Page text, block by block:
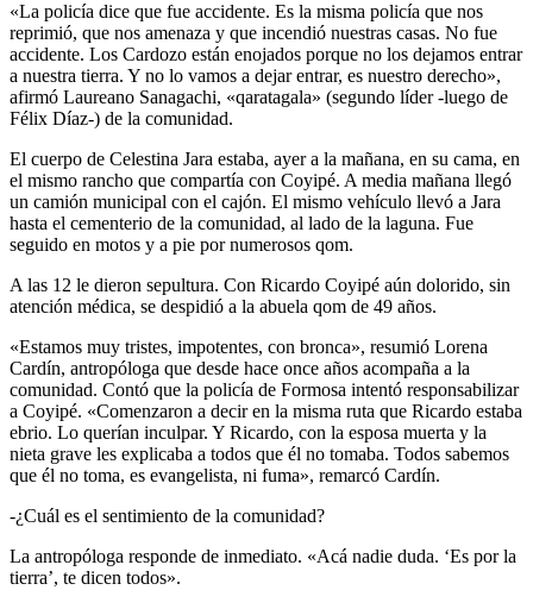
«La policía dice que fue accidente. Es la misma policía que nos
reprimió, que nos amenaza y que incendió nuestras casas. No fue
accidente. Los Cardozo están enojados porque no los dejamos entrar
a nuestra tierra. Y no lo vamos a dejar entrar, es nuestro derecho»,
afirmó Laureano Sanagachi, «qaratagala» (segundo líder -luego de
Félix Díaz-) de la comunidad.
El cuerpo de Celestina Jara estaba, ayer a la mañana, en su cama, en
el mismo rancho que compartía con Coyipé. A media mañana llegó
un camión municipal con el cajón. El mismo vehículo llevó a Jara
hasta el cementerio de la comunidad, al lado de la laguna. Fue
seguido en motos y a pie por numerosos qom.
A las 12 le dieron sepultura. Con Ricardo Coyipé aún dolorido, sin
atención médica, se despidió a la abuela qom de 49 años.
«Estamos muy tristes, impotentes, con bronca», resumió Lorena
Cardín, antropóloga que desde hace once años acompaña a la
comunidad. Contó que la policía de Formosa intentó responsabilizar
a Coyipé. «Comenzaron a decir en la misma ruta que Ricardo estaba
ebrio. Lo querían inculpar. Y Ricardo, con la esposa muerta y la
nieta grave les explicaba a todos que él no tomaba. Todos sabemos
que él no toma, es evangelista, ni fuma», remarcó Cardín.
-¿Cuál es el sentimiento de la comunidad?
La antropóloga responde de inmediato. «Acá nadie duda. ‘Es por la
tierra’, te dicen todos».